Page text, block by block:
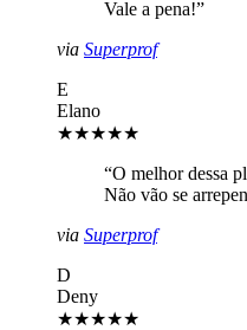
Vale a pena!”
via Superprof
E
Elano
★★★★★
“O melhor dessa
Não vão se
via Superprof
D
Deny
★★★★★